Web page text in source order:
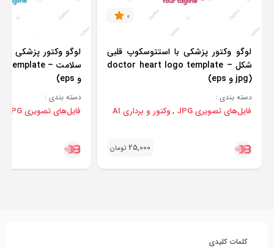
0
لوگو وکتور پزشکی با استتوسکوپ قلبی
شکل – doctor heart logo template
(jpg و eps)
دسته بندی :
فایل‌های تصویری JPG , وکتور و برداری AI
25,000 تومان
لوگو وکتور پزشکی با
و eps)
دسته بندی :
فایل‌های تصویری JPG
کلمات کلیدی